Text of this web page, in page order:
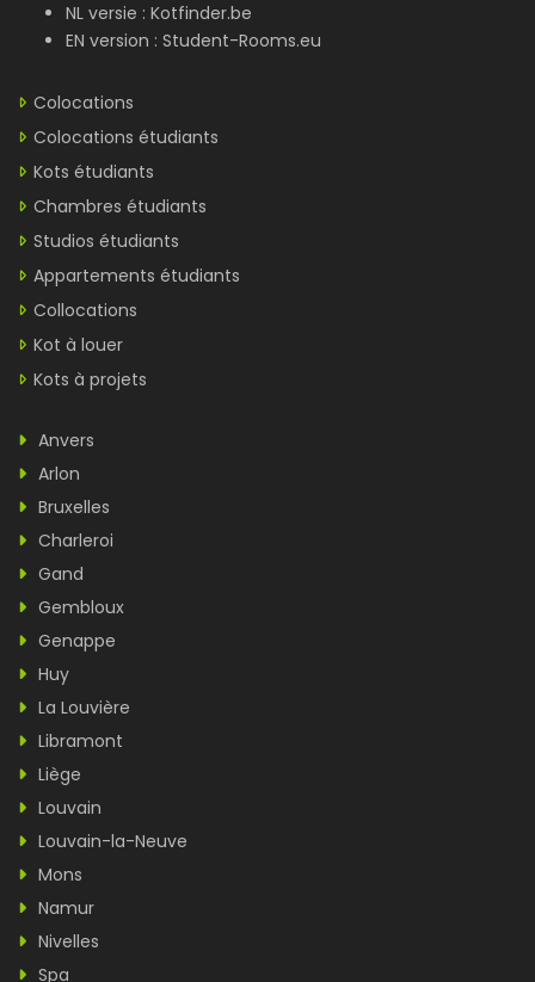
NL versie : Kotfinder.be
EN version : Student-Rooms.eu
Colocations
Colocations étudiants
Kots étudiants
Chambres étudiants
Studios étudiants
Appartements étudiants
Collocations
Kot à louer
Kots à projets
Anvers
Arlon
Bruxelles
Charleroi
Gand
Gembloux
Genappe
Huy
La Louvière
Libramont
Liège
Louvain
Louvain-la-Neuve
Mons
Namur
Nivelles
Spa